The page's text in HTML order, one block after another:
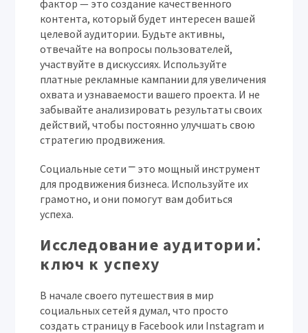
фактор — это создание качественного
контента, который будет интересен вашей
целевой аудитории. Будьте активны,
отвечайте на вопросы пользователей,
участвуйте в дискуссиях. Используйте
платные рекламные кампании для увеличения
охвата и узнаваемости вашего проекта. И не
забывайте анализировать результаты своих
действий, чтобы постоянно улучшать свою
стратегию продвижения.
Социальные сети ⎻ это мощный инструмент
для продвижения бизнеса. Используйте их
грамотно, и они помогут вам добиться
успеха.
Исследование аудитории⁚
ключ к успеху
В начале своего путешествия в мир
социальных сетей я думал, что просто
создать страницу в Facebook или Instagram и